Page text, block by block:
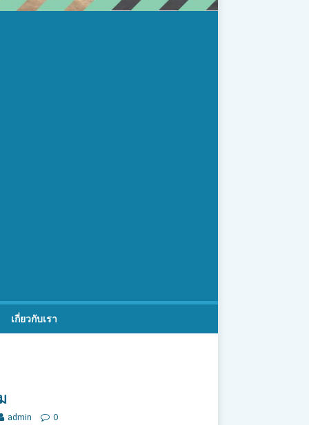
เกี่ยวกับเรา
admin 0